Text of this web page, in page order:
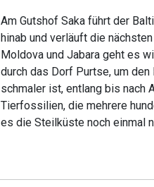
Am Gutshof Saka führt der
hinab und verläuft die
Moldova und Jabara geht es
durch das Dorf Purtse, um
schmaler ist, entlang bis nach
Tierfossilien, die mehrere
es die Steilküste noch einmal